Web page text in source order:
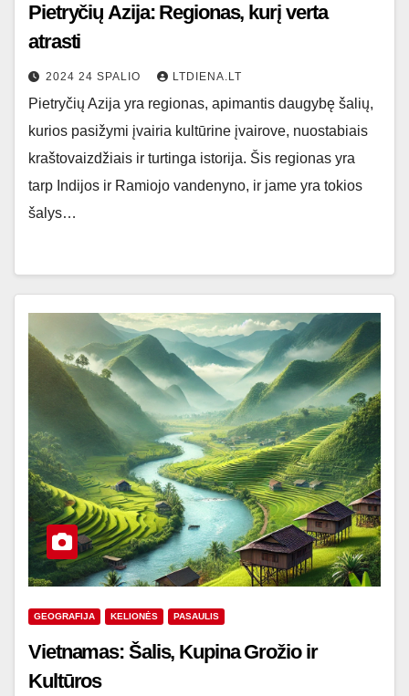
Pietryčių Azija: Regionas, kurį verta
atrasti
2024 24 SPALIO LTDIENA.LT
Pietryčių Azija yra regionas, apimantis daugybę šalių,
kurios pasižymi įvairia kultūrine įvairove, nuostabiais
kraštovaizdžiais ir turtinga istorija. Šis regionas yra
tarp Indijos ir Ramiojo vandenyno, ir jame yra tokios
šalys…
GEOGRAFIJA KELIONĖS PASAULIS
Vietnamas: Šalis, Kupina Grožio ir
Kultūros